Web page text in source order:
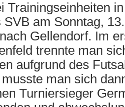
Trainingseinheiten
am Sonntag,
Gellendorf. Im
trennte man
aufgrund des
man sich
Turniersieger